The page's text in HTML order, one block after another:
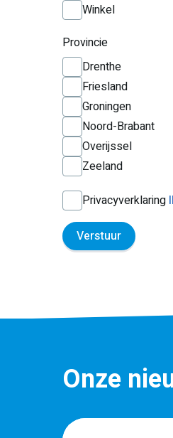
Winkel
Provincie
Drenthe
Friesland
Groningen
Noord-Brabant
Overijssel
Zeeland
Privacyverklaring
Verstuur
Onze